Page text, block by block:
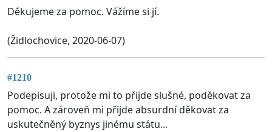
Děkujeme za pomoc. Vážíme si jí.
(Židlochovice, 2020-06-07)
#1210
Podepisuji, protože mi to přijde slušné, poděkovat za
pomoc. A zároveň mi přijde absurdní děkovat za
uskutečněný byznys jinému státu...